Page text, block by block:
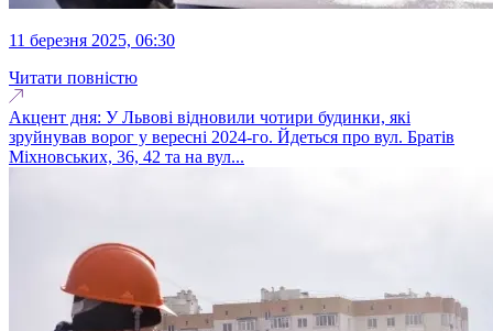
11 березня 2025, 06:30
Читати повністю
Акцент дня: У Львові відновили чотири будинки, які
зруйнував ворог у вересні 2024-го. Йдеться про вул. Братів
Міхновських, 36, 42 та на вул...